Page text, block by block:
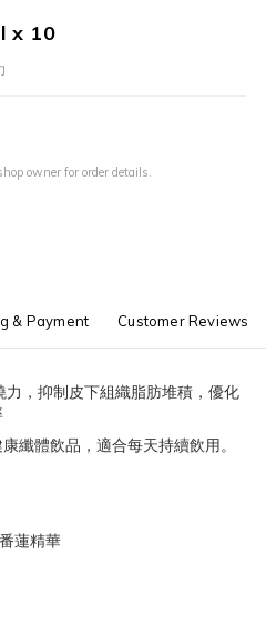
x 10
owner for order details.
& Payment Customer Reviews
力，抑制皮下組織脂肪堆積，優化
纖體飲品，適合每天持續飲用。
蓮精華